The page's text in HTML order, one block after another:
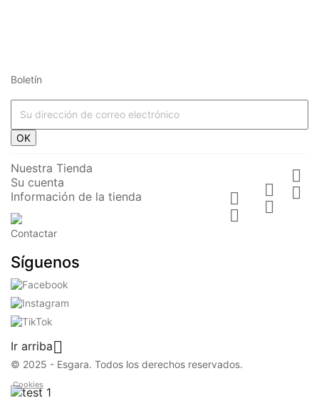

 






Te voy a
regalar una
lámpara
mágica...
CUADERNOS

 



 
 


Boletín
OK
Nuestra Tienda


Su cuenta


Información de la tienda


Contactar
Síguenos
Ir arriba
© 2025 - Esgara. Todos los derechos reservados.
Cookies